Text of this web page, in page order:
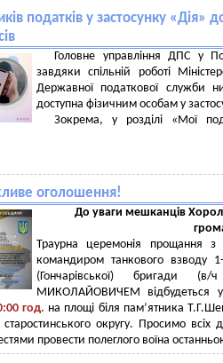
податків у застосунку «Дія»
Головне управління ДПС у
завдяки спільній роботі
Державної податкової служби
доступна фізичним особам у
Зокрема, у розділі «Мої
оголошення!
До уваги мешканців
Траурна церемонія прощання
командиром танкового взводу 1-
(Гончарівської) бригади
МИКОЛАЙОВИЧЕМ відбудеться
год. на площі біля пам’ятника
старостинського округу. Просимо
провести полеглого воїна